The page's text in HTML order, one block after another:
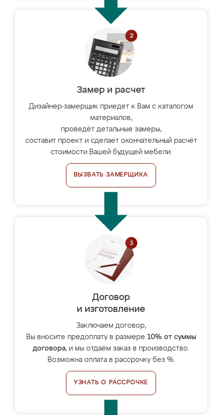
Замер и расчет
Дизайнер-замерщик приедет к Вам с каталогом
материалов,
проведёт детальные замеры,
составит проект и сделает окончательный расчёт
стоимости Вашей будущей мебели.
ВЫЗВАТЬ ЗАМЕРЩИКА
Договор
и изготовление
Заключаем договор,
Вы вносите предоплату в размере 10% от суммы
договора, и мы отдаём заказ в производство.
Возможна оплата в рассрочку без %.
УЗНАТЬ О РАССРОЧКЕ